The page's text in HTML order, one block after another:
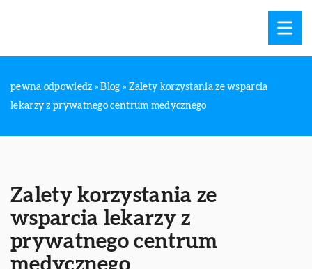
pewna odpowiedz »Blog » Zalety korzystania ze wsparcia
lekarzy z prywatnego centrum medycznego
Zalety korzystania ze
wsparcia lekarzy z
prywatnego centrum
medycznego